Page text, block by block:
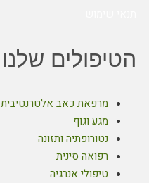
הטיפולים שלנו
מרפאת כאב אלטרנטיבית
מגע וגוף
נטורופתיה ותזונה
רפואה סינית
טיפולי אנרגיה